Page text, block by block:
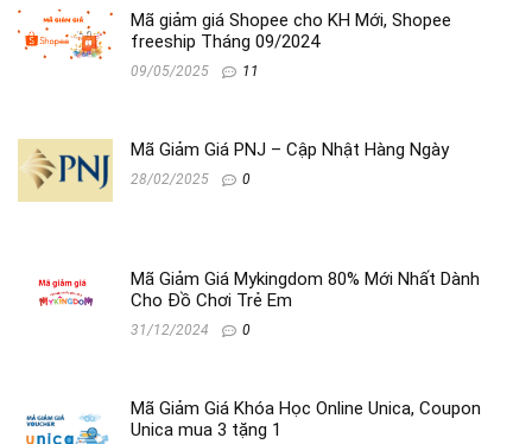
Mã giảm giá Shopee cho KH Mới, Shopee
freeship Tháng 09/2024
09/05/2025 11
Mã Giảm Giá PNJ – Cập Nhật Hàng Ngày
28/02/2025 0
Mã Giảm Giá Mykingdom 80% Mới Nhất Dành
Cho Đồ Chơi Trẻ Em
31/12/2024 0
Mã Giảm Giá Khóa Học Online Unica, Coupon
Unica mua 3 tặng 1